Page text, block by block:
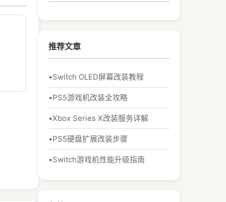
推荐文章
Switch OLED屏幕改装教程
PS5游戏机改装全攻略
Xbox Series X改装服务详解
PS5硬盘扩展改装步骤
Switch游戏机性能升级指南